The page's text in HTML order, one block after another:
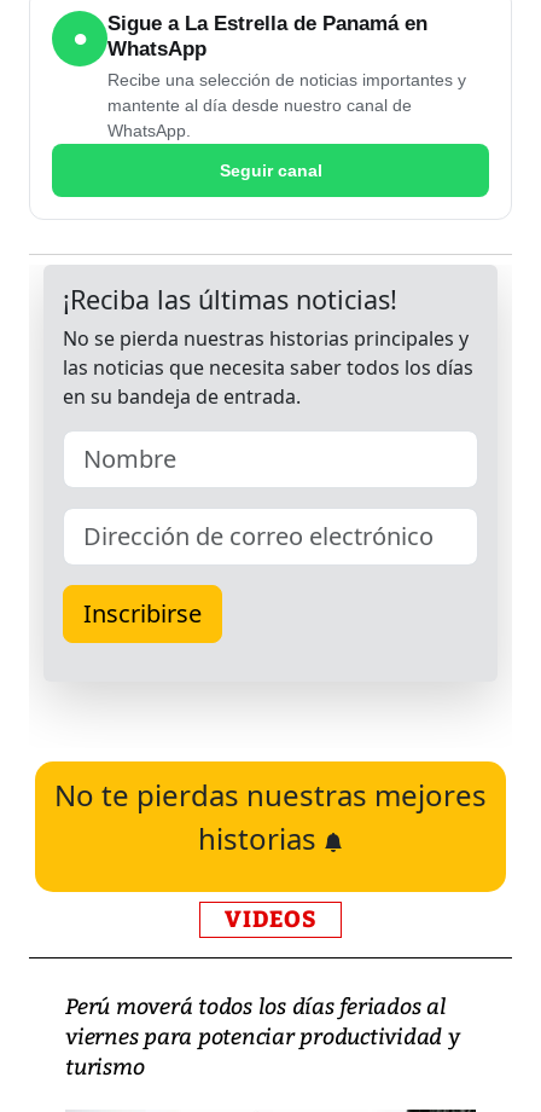
●
Sigue a La Estrella de Panamá en
WhatsApp
Recibe una selección de noticias importantes y
mantente al día desde nuestro canal de
WhatsApp.
Seguir canal
No te pierdas nuestras mejores
historias
VIDEOS
Perú moverá todos los días feriados al
viernes para potenciar productividad y
turismo